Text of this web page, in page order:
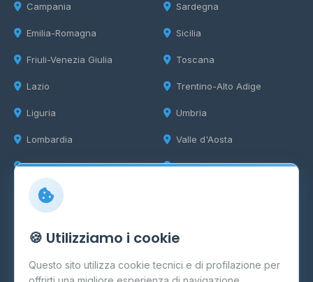
Campania
Emilia-Romagna
Friuli-Venezia Giulia
Lazio
Liguria
Lombardia
Marche
Sardegna
Sicilia
Toscana
Trentino-Alto Adige
Umbria
Valle d'Aosta
Veneto
Info
Cos'è il GPL
FAQ
🍪 Utilizziamo i cookie
Questo sito utilizza cookie tecnici e di profilazione per